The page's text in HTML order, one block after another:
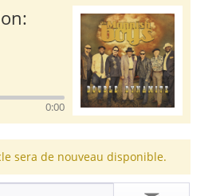
0:00
sera de nouveau disponible.